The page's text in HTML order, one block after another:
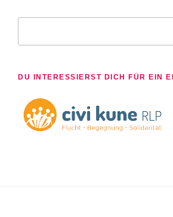
DU INTERESSIERST DICH FÜR EIN